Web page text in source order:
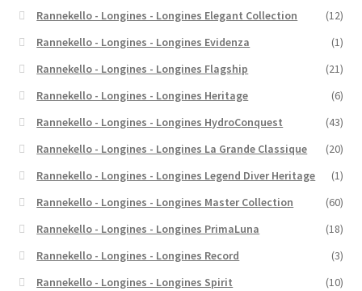
Rannekello - Longines - Longines Elegant Collection
(12)
Rannekello - Longines - Longines Evidenza
(1)
Rannekello - Longines - Longines Flagship
(21)
Rannekello - Longines - Longines Heritage
(6)
Rannekello - Longines - Longines HydroConquest
(43)
Rannekello - Longines - Longines La Grande Classique
(20)
Rannekello - Longines - Longines Legend Diver Heritage
(1)
Rannekello - Longines - Longines Master Collection
(60)
Rannekello - Longines - Longines PrimaLuna
(18)
Rannekello - Longines - Longines Record
(3)
Rannekello - Longines - Longines Spirit
(10)